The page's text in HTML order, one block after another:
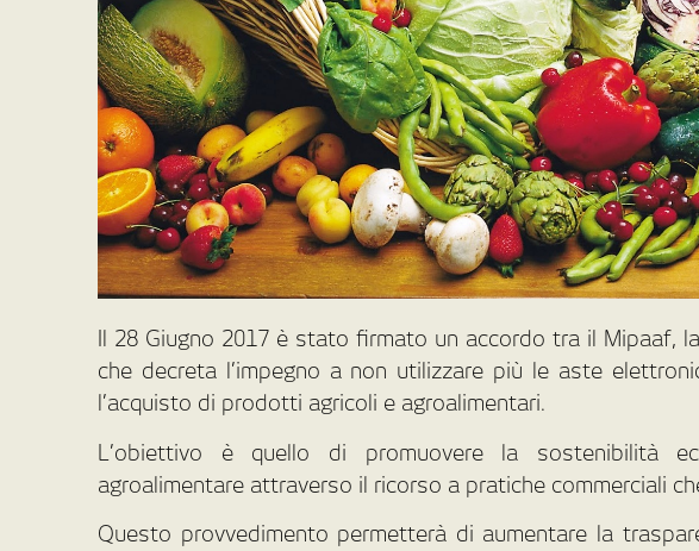
Il 28 Giugno 2017 è stato firmato un accordo tra il Mipaaf,
che decreta l’impegno a non utilizzare più le aste
l’acquisto di prodotti agricoli e agroalimentari.
L’obiettivo è quello di promuovere la sostenibilità
agroalimentare attraverso il ricorso a pratiche commerciali
Questo provvedimento permetterà di aumentare la